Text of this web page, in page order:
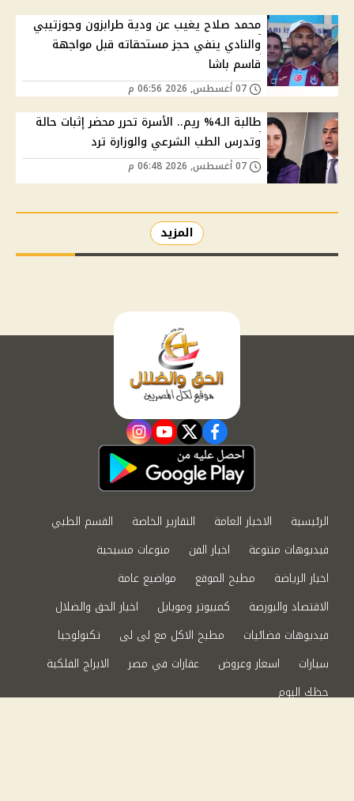
محمد صلاح يغيب عن ودية طرابزون وجوزتيبي
والنادي ينفي حجز مستحقاته قبل مواجهة
قاسم باشا
طالبة الـ4% ريم.. الأسرة تحرر محضر إثبات حالة
وتدرس الطب الشرعي والوزارة ترد
المزيد
facebook
twitter
youtube
instagram
الرئيسية الاخبار العامة التقارير الخاصة
القسم الطبي
فيديوهات متنوعة
اخبار الفن
منوعات مسيحية
اخبار الرياضة
مطبخ الموقع
مواضيع عامة
الاقتصاد والبورصة
كمبيوتر وموبايل
اخبار الحق والضلال
فيديوهات فضائيات
مطبخ الاكل مع لى لى
تكنولوجيا
سيارات
اسعار وعروض عقارات في مصر
الابراج الفلكية
حظك اليوم